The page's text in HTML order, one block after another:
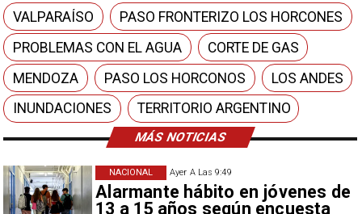
MÁS NOTICIAS
Ayer A Las 9:49
Alarmante hábito en jóvenes de
13 a 15 años según encuesta
NACIONAL
VALPARAÍSO
PASO FRONTERIZO LOS HORCONES
PROBLEMAS CON EL AGUA
CORTE DE GAS
MENDOZA
PASO LOS HORCONOS
LOS ANDES
INUNDACIONES
TERRITORIO ARGENTINO